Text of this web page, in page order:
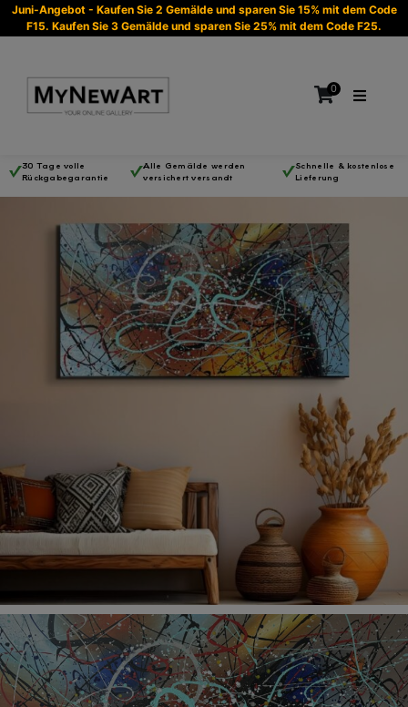
Juni-Angebot - Kaufen Sie 2 Gemälde und sparen Sie 15% mit dem Code
F15. Kaufen Sie 3 Gemälde und sparen Sie 25% mit dem Code F25.
0
Es befinden sich keine Produkte im Warenkorb.
30 Tage volle
Rückgabegarantie
Alle Gemälde werden
versichert versandt
Schnelle & kostenlose
Lieferung